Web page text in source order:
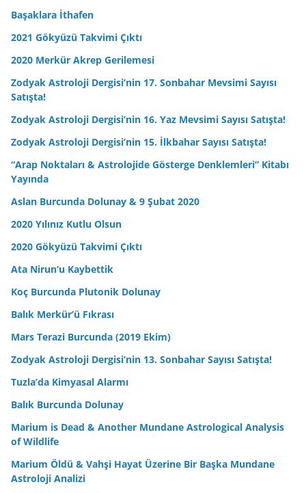
Başaklara İthafen
2021 Gökyüzü Takvimi Çıktı
2020 Merkür Akrep Gerilemesi
Zodyak Astroloji Dergisi’nin 17. Sonbahar Mevsimi Sayısı
Satışta!
Zodyak Astroloji Dergisi’nin 16. Yaz Mevsimi Sayısı Satışta!
Zodyak Astroloji Dergisi’nin 15. İlkbahar Sayısı Satışta!
“Arap Noktaları & Astrolojide Gösterge Denklemleri” Kitabı
Yayında
Aslan Burcunda Dolunay & 9 Şubat 2020
2020 Yılınız Kutlu Olsun
2020 Gökyüzü Takvimi Çıktı
Ata Nirun’u Kaybettik
Koç Burcunda Plutonik Dolunay
Balık Merkür’ü Fıkrası
Mars Terazi Burcunda (2019 Ekim)
Zodyak Astroloji Dergisi’nin 13. Sonbahar Sayısı Satışta!
Tuzla’da Kimyasal Alarmı
Balık Burcunda Dolunay
Marium is Dead & Another Mundane Astrological Analysis
of Wildlife
Marium Öldü & Vahşi Hayat Üzerine Bir Başka Mundane
Astroloji Analizi